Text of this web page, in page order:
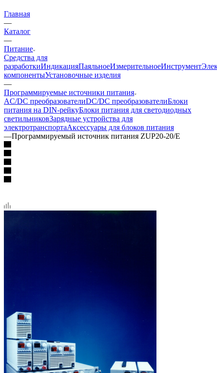
Главная
—
Каталог
—
Питание
Средства для
разработкиИндикацияПаяльноеИзмерительноеИнструмент
компонентыУстановочные изделия
—
Программируемые источники питания
AC/DC преобразователиDC/DC преобразователиБлоки
питания на DIN-рейкуБлоки питания для светодиодных
светильниковЗарядные устройства для
электротранспортаАксессуары для блоков питания
—Программируемый источник питания ZUP20-20/E